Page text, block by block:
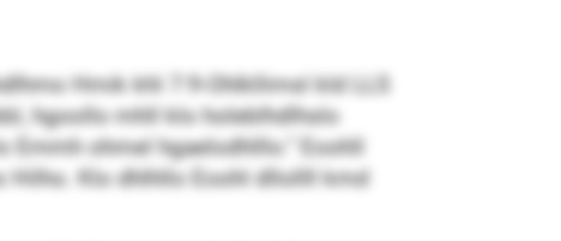
Hmik khl 7:9-Ohlkllimsl kld LLS
hgoollo mhll klo holeblhdlhslo
ohmel hgaelodhlllo.“ Eoohll
Hilho. Klo dhlhllo Eoohl dllollll kmd